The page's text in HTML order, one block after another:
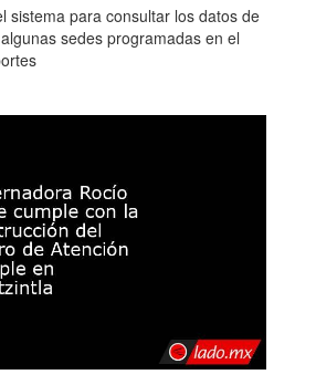
sistema para consultar los datos de
sedes programadas en el